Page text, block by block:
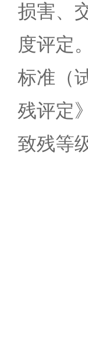
损害、
度评定
标准（
残评定
致残等